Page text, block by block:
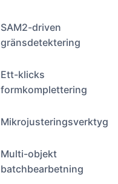
SAM2-driven
gränsdetektering
Ett-klicks
formkomplettering
Mikrojusteringsverktyg
Multi-objekt
batchbearbetning